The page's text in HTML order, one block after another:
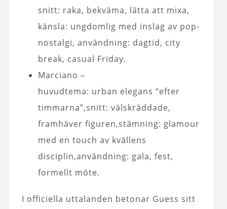
snitt: raka, bekväma, lätta att mixa,
känsla: ungdomlig med inslag av pop-
nostalgi, användning: dagtid, city
break, casual Friday.
Marciano –
huvudtema: urban elegans “efter
timmarna”,snitt: välskräddade,
framhäver figuren,stämning: glamour
med en touch av kvällens
disciplin,användning: gala, fest,
formellt möte.
I officiella uttalanden betonar Guess sitt